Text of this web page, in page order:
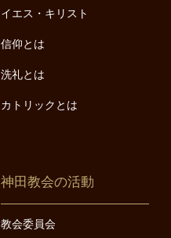
イエス・キリスト
信仰とは
洗礼とは
カトリックとは
神田教会の活動
教会委員会